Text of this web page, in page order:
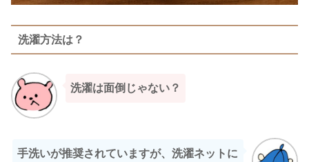
洗濯方法は？
洗濯は面倒じゃない？
手洗いが推奨されていますが、洗濯ネットに